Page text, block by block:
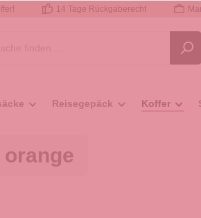
14 Tage Rückgaberecht
Reisegepäck Koffer